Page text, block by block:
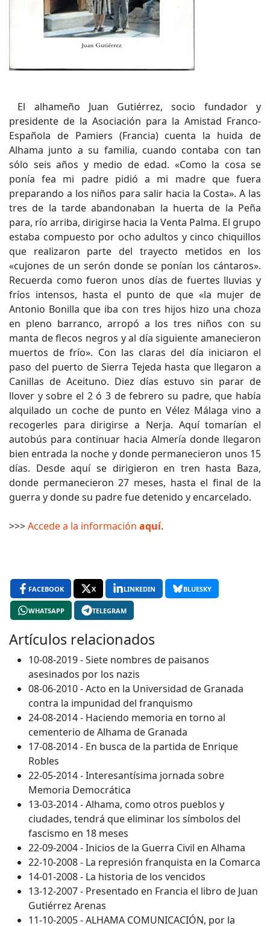
El alhameño Juan Gutiérrez, socio fundador y
presidente de la Asociación para la Amistad Franco-
Española de Pamiers (Francia) cuenta la huida de
Alhama junto a su familia, cuando contaba con tan
sólo seis años y medio de edad. «Como la cosa se
ponía fea mi padre pidió a mi madre que fuera
preparando a los niños para salir hacia la Costa». A las
tres de la tarde abandonaban la huerta de la Peña
para, río arriba, dirigirse hacia la Venta Palma. El grupo
estaba compuesto por ocho adultos y cinco chiquillos
que realizaron parte del trayecto metidos en los
«cujones de un serón donde se ponían los cántaros».
Recuerda como fueron unos días de fuertes lluvias y
fríos intensos, hasta el punto de que «la mujer de
Antonio Bonilla que iba con tres hijos hizo una choza
en pleno barranco, arropó a los tres niños con su
manta de flecos negros y al día siguiente amanecieron
muertos de frío». Con las claras del día iniciaron el
paso del puerto de Sierra Tejeda hasta que llegaron a
Canillas de Aceituno. Diez días estuvo sin parar de
llover y sobre el 2 ó 3 de febrero su padre, que había
alquilado un coche de punto en Vélez Málaga vino a
recogerles para dirigirse a Nerja. Aquí tomarían el
autobús para continuar hacia Almería donde llegaron
bien entrada la noche y donde permanecieron unos 15
días. Desde aquí se dirigieron en tren hasta Baza,
donde permanecieron 27 meses, hasta el final de la
guerra y donde su padre fue detenido y encarcelado.
>>>Accede a la información aquí.
FACEBOOK X LINKEDIN BLUESKY
WHATSAPP TELEGRAM
Artículos relacionados
10-08-2019 - Siete nombres de paisanos
asesinados por los nazis
08-06-2010 - Acto en la Universidad de Granada
contra la impunidad del franquismo
24-08-2014 - Haciendo memoria en torno al
cementerio de Alhama de Granada
17-08-2014 - En busca de la partida de Enrique
Robles
22-05-2014 - Interesantísima jornada sobre
Memoria Democrática
13-03-2014 - Alhama, como otros pueblos y
ciudades, tendrá que eliminar los símbolos del
fascismo en 18 meses
22-09-2004 - Inicios de la Guerra Civil en Alhama
22-10-2008 - La represión franquista en la Comarca
14-01-2008 - La historia de los vencidos
13-12-2007 - Presentado en Francia el libro de Juan
Gutiérrez Arenas
11-10-2005 - ALHAMA COMUNICACIÓN, por la